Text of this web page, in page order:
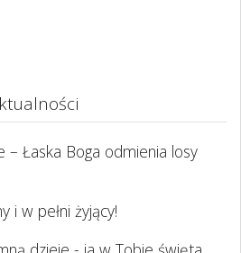
– Łaska Boga odmienia losy
i w pełni żyjący!